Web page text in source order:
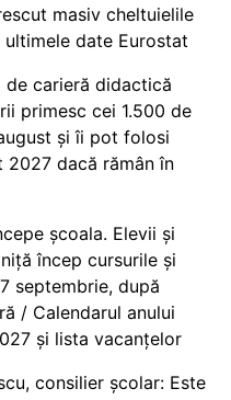
masiv cheltuielile
date Eurostat
de carieră didactică
primesc cei 1.500 de
și îi pot folosi
2027 dacă rămân în
școala. Elevii și
încep cursurile și
septembrie, după
/ Calendarul anului
și lista vacanțelor
consilier școlar: Este